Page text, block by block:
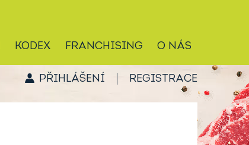
KODEX FRANCHISING O NÁS
PŘIHLÁŠENÍ REGISTRACE